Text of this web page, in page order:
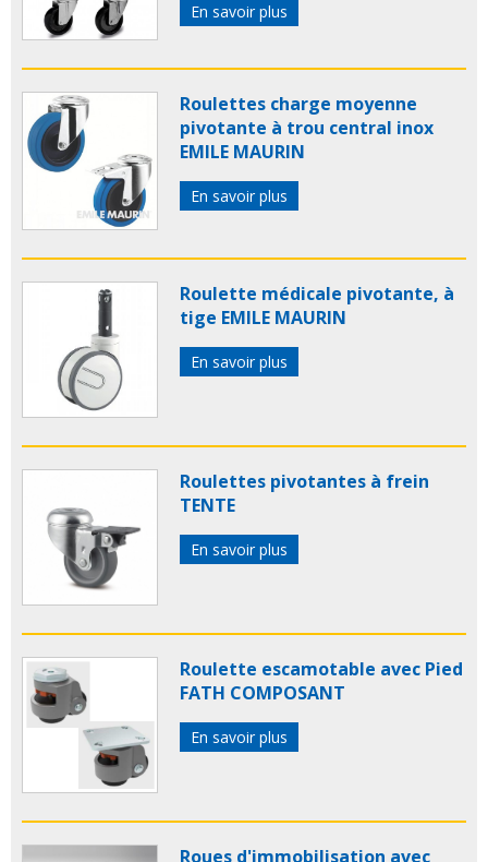
En savoir plus
Roulettes charge moyenne
pivotante à trou central inox
EMILE MAURIN
En savoir plus
Roulette médicale pivotante, à
tige EMILE MAURIN
En savoir plus
Roulettes pivotantes à frein
TENTE
En savoir plus
Roulette escamotable avec Pied
FATH COMPOSANT
En savoir plus
Roues d'immobilisation avec